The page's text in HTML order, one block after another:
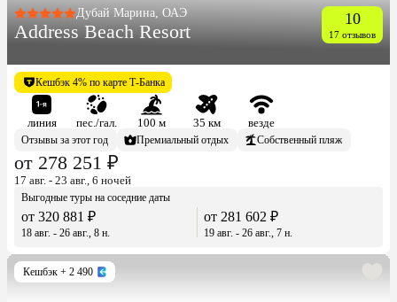
Дубай Марина, ОАЭ
Address Beach Resort
10
17 отзывов
Кешбэк 4% по карте Т-Банка
линия пес./гал. 100 м 35 км
везде
Отзывы за этот год
Премиальный отдых Собственный пляж
от 278 251 ₽
17 авг. - 23 авг., 6 ночей
Выгодные туры на соседние даты
от 320 881 ₽
18 авг. - 26 авг., 8 н.
от 281 602 ₽
19 авг. - 26 авг., 7 н.
Кешбэк + 2 490